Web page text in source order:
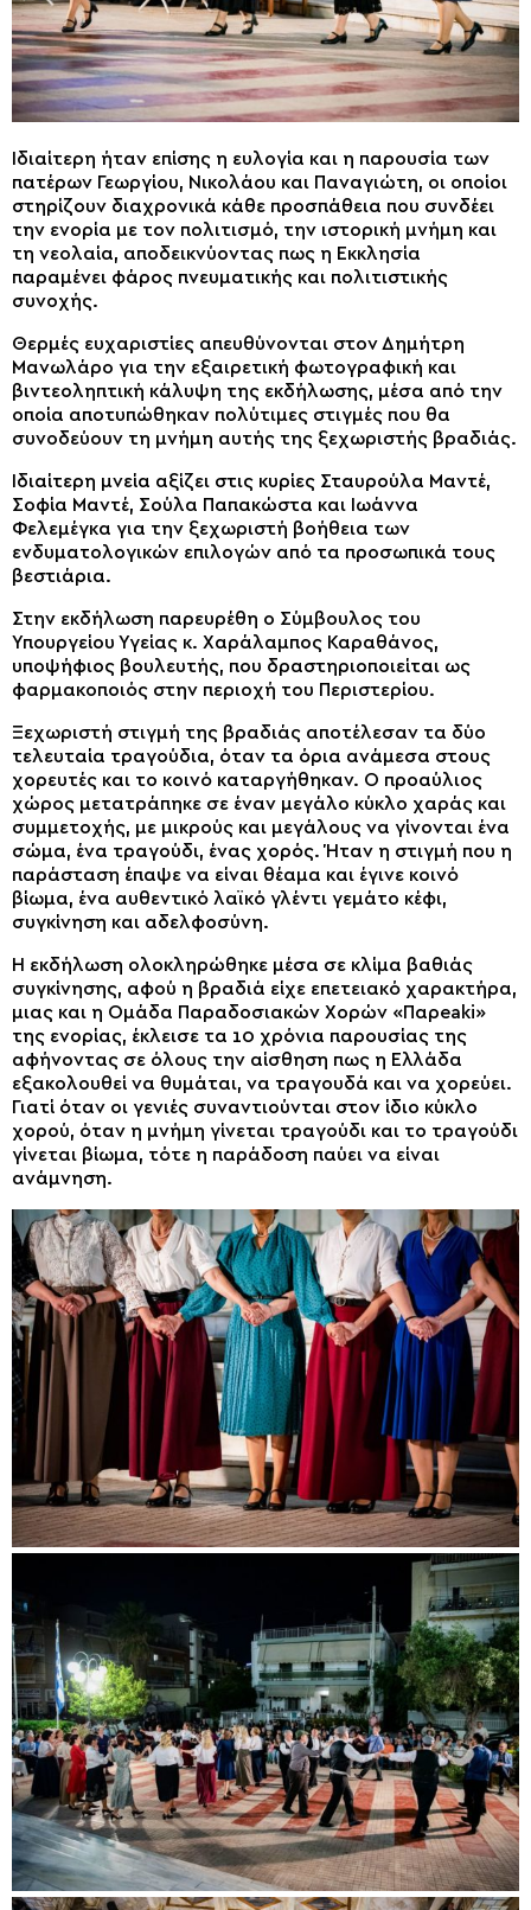
Ιδιαίτερη ήταν επίσης η ευλογία και η παρουσία των
πατέρων Γεωργίου, Νικολάου και Παναγιώτη, οι οποίοι
στηρίζουν διαχρονικά κάθε προσπάθεια που συνδέει
την ενορία με τον πολιτισμό, την ιστορική μνήμη και
τη νεολαία, αποδεικνύοντας πως η Εκκλησία
παραμένει φάρος πνευματικής και πολιτιστικής
συνοχής.
Θερμές ευχαριστίες απευθύνονται στον Δημήτρη
Μανωλάρο για την εξαιρετική φωτογραφική και
βιντεοληπτική κάλυψη της εκδήλωσης, μέσα από την
οποία αποτυπώθηκαν πολύτιμες στιγμές που θα
συνοδεύουν τη μνήμη αυτής της ξεχωριστής βραδιάς.
Ιδιαίτερη μνεία αξίζει στις κυρίες Σταυρούλα Μαντέ,
Σοφία Μαντέ, Σούλα Παπακώστα και Ιωάννα
Φελεμέγκα για την ξεχωριστή βοήθεια των
ενδυματολογικών επιλογών από τα προσωπικά τους
βεστιάρια.
Στην εκδήλωση παρευρέθη ο Σύμβουλος του
Υπουργείου Υγείας κ. Χαράλαμπος Καραθάνος,
υποψήφιος βουλευτής, που δραστηριοποιείται ως
φαρμακοποιός στην περιοχή του Περιστερίου.
Ξεχωριστή στιγμή της βραδιάς αποτέλεσαν τα δύο
τελευταία τραγούδια, όταν τα όρια ανάμεσα στους
χορευτές και το κοινό καταργήθηκαν. Ο προαύλιος
χώρος μετατράπηκε σε έναν μεγάλο κύκλο χαράς και
συμμετοχής, με μικρούς και μεγάλους να γίνονται ένα
σώμα, ένα τραγούδι, ένας χορός. Ήταν η στιγμή που η
παράσταση έπαψε να είναι θέαμα και έγινε κοινό
βίωμα, ένα αυθεντικό λαϊκό γλέντι γεμάτο κέφι,
συγκίνηση και αδελφοσύνη.
Η εκδήλωση ολοκληρώθηκε μέσα σε κλίμα βαθιάς
συγκίνησης, αφού η βραδιά είχε επετειακό χαρακτήρα,
μιας και η Ομάδα Παραδοσιακών Χορών «Παρeaki»
της ενορίας, έκλεισε τα 10 χρόνια παρουσίας της
αφήνοντας σε όλους την αίσθηση πως η Ελλάδα
εξακολουθεί να θυμάται, να τραγουδά και να χορεύει.
Γιατί όταν οι γενιές συναντιούνται στον ίδιο κύκλο
χορού, όταν η μνήμη γίνεται τραγούδι και το τραγούδι
γίνεται βίωμα, τότε η παράδοση παύει να είναι
ανάμνηση.